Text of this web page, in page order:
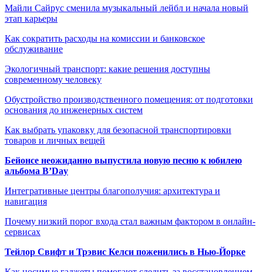
Майли Сайрус сменила музыкальный лейбл и начала новый
этап карьеры
Как сократить расходы на комиссии и банковское
обслуживание
Экологичный транспорт: какие решения доступны
современному человеку
Обустройство производственного помещения: от подготовки
основания до инженерных систем
Как выбрать упаковку для безопасной транспортировки
товаров и личных вещей
Бейонсе неожиданно выпустила новую песню к юбилею
альбома B’Day
Интегративные центры благополучия: архитектура и
навигация
Почему низкий порог входа стал важным фактором в онлайн-
сервисах
Тейлор Свифт и Трэвис Келси поженились в Нью-Йорке